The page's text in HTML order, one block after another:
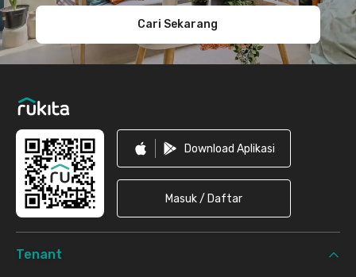
Cari Sekarang
Download Aplikasi
Masuk / Daftar
Tenant